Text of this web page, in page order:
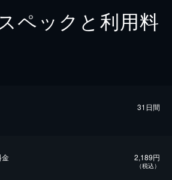
ペックと利用料
31日間
金 2,189円
（税込）